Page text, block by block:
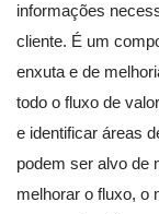
informações
cliente. É um
enxuta e de
todo o fluxo de
e identificar áreas
podem ser alvo de
melhorar o fluxo, o